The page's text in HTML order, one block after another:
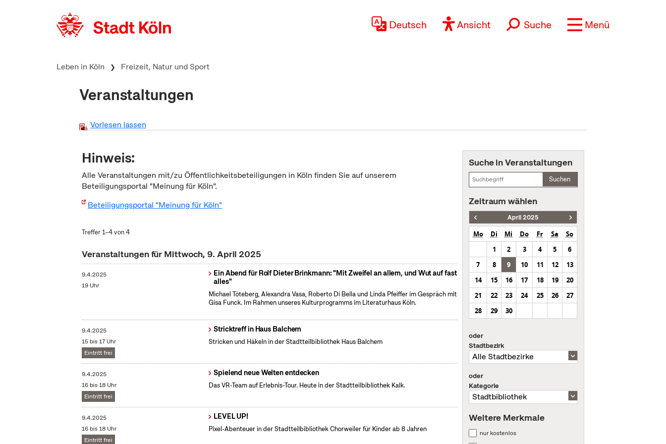
Deutsch Ansicht Suche Menü
Leben in Köln Freizeit, Natur und Sport
Veranstaltungen
Vorlesen lassen
Hinweis:
Alle Veranstaltungen mit/zu Öffentlichkeitsbeteiligungen in Köln finden Sie auf unserem
Beteiligungsportal "Meinung für Köln".
Beteiligungsportal "Meinung für Köln"
Treffer 1–4 von 4
Veranstaltungen für Mittwoch, 9. April 2025
9.4.2025
19 Uhr
Ein Abend für Rolf Dieter Brinkmann: "Mit Zweifel an allem, und Wut auf fast
alles"
Michael Töteberg, Alexandra Vasa, Roberto Di Bella und Linda Pfeiffer im Gespräch mit
Gisa Funck. Im Rahmen unseres Kulturprogramms im Literaturhaus Köln.
9.4.2025
15 bis 17 Uhr
Eintritt frei
Stricktreff in Haus Balchem
Stricken und Häkeln in der Stadtteilbibliothek Haus Balchem
9.4.2025
16 bis 18 Uhr
Eintritt frei
Spielend neue Welten entdecken
Das VR-Team auf Erlebnis-Tour. Heute in der Stadtteilbibliothek Kalk.
9.4.2025
16 bis 18 Uhr
Eintritt frei
LEVEL UP!
Pixel-Abenteuer in der Stadtteilbibliothek Chorweiler für Kinder ab 8 Jahren
Suche in Veranstaltungen
Suchen
Zeitraum wählen
April 2025
Mo Di Mi Do Fr Sa
So
1
2 3 4 5
6
7
8 9 10 11 12
13
14
15 16 17 18 19
20
21
22 23 24 25 26
27
28
29 30
oder
Stadtbezirk
oder
Kategorie
Weitere Merkmale
nur kostenlos